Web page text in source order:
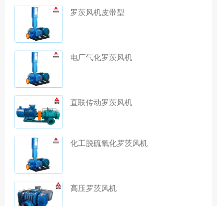
罗茨风机皮带型
电厂气化罗茨风机
直联传动罗茨风机
化工脱硫氧化罗茨风机
高压罗茨风机